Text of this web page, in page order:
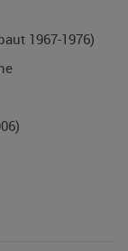
1967-1976)